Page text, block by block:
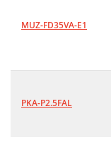
MUZ-FD35VA-E1
PKA-P2.5FAL